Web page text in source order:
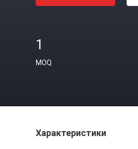
1
MOQ
Характеристики